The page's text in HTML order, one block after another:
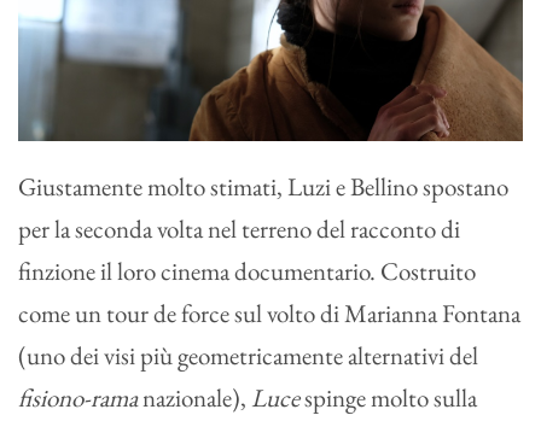
Giustamente molto stimati, Luzi e Bellino spostano
per la seconda volta nel terreno del racconto di
finzione il loro cinema documentario. Costruito
come un tour de force sul volto di Marianna Fontana
(uno dei visi più geometricamente alternativi del
fisiono-ramanazionale), Lucespinge molto sulla